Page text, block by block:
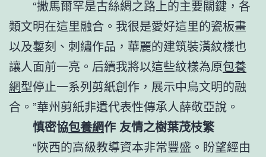
“撒馬爾罕是古絲綢之路上的主要關鍵，各
類文明在這里融合。我很是愛好這里的瓷板畫
以及鏨刻、刺繡作品，華麗的建筑裝潢紋樣也
讓人面前一亮。后續我將以這些紋樣為原包養
網型停止一系列剪紙創作，展示中烏文明的融
合。”華州剪紙非遺代表性傳承人薛敬亞說。
慎密協包養網作 友情之樹葉茂枝繁
“陜西的高級教導資本非常豐盛。盼望經由